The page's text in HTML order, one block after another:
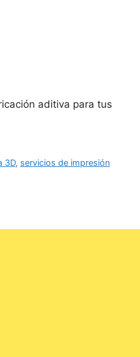
aditiva para tus
3D, servicios de impresión